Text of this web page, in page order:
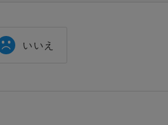
いいえ